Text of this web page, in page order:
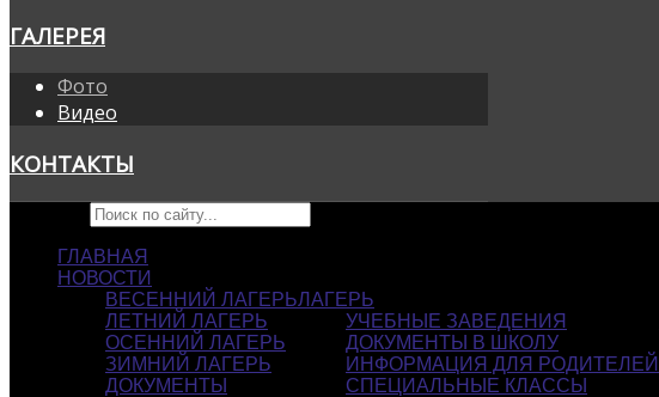
ГАЛЕРЕЯ
Фото
Видео
КОНТАКТЫ
ГЛАВНАЯ
НОВОСТИ
ЛАГЕРЬ
ВЕСЕННИЙ ЛАГЕРЬ
ЛЕТНИЙ ЛАГЕРЬ
ОСЕННИЙ ЛАГЕРЬ
ЗИМНИЙ ЛАГЕРЬ
ДОКУМЕНТЫ
УЧЕБНЫЕ ЗАВЕДЕНИЯ
ДОКУМЕНТЫ В ШКОЛУ
ИНФОРМАЦИЯ ДЛЯ РОДИТЕЛЕЙ
СПЕЦИАЛЬНЫЕ КЛАССЫ